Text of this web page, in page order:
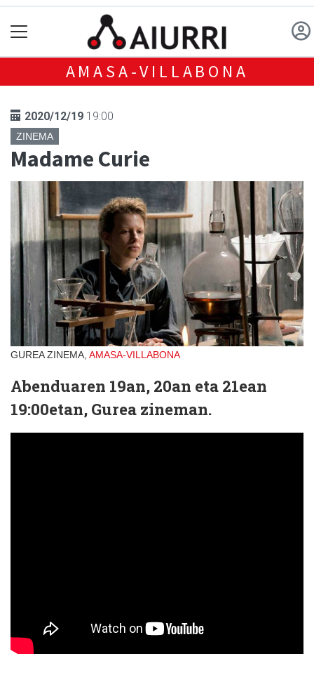
AMASA-VILLABONA
2020/12/19 19:00
ZINEMA
Madame Curie
GUREA ZINEMA, AMASA-VILLABONA
Abenduaren 19an, 20an eta 21ean
19:00etan, Gurea zineman.